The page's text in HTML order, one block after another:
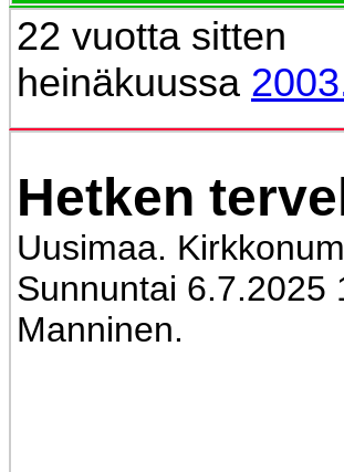
22 vuotta sitten
heinäkuussa
Hetken
Uusimaa.
Sunnuntai 6.7.2025
Manninen.